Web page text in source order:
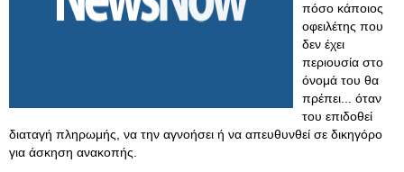
πόσο κάποιος
οφειλέτης που
δεν έχει
περιουσία στο
όνομά του θα
πρέπει... όταν
του επιδοθεί
διαταγή πληρωμής, να την αγνοήσει ή να απευθυνθεί σε δικηγόρο
για άσκηση ανακοπής.